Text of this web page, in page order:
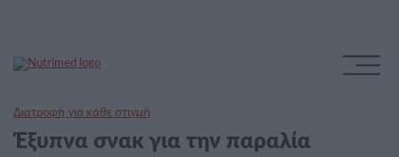
Διατροφή για κάθε στιγμή
Έξυπνα σνακ για την παραλία